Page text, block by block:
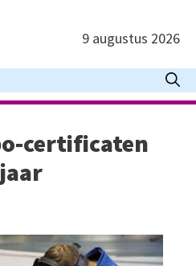
9 augustus 2026
certificaten